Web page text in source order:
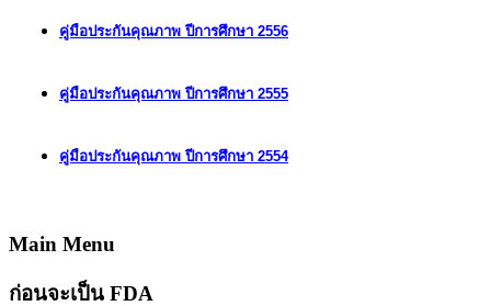
คู่มือประกันคุณภาพ ปีการศึกษา 2556
คู่มือประกันคุณภาพ ปีการศึกษา 2555
คู่มือประกันคุณภาพ ปีการศึกษา 2554
Main Menu
ก่อนจะเป็น FDA